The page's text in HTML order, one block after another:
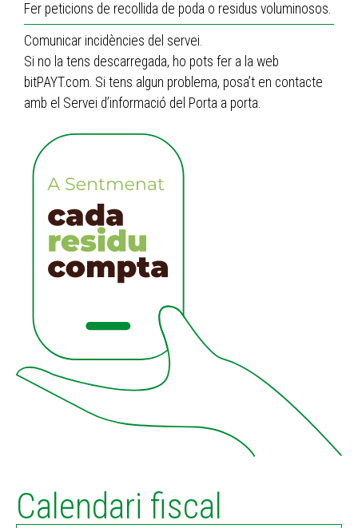
Fer peticions de recollida de poda o residus voluminosos.
Comunicar incidències del servei.
Si no la tens descarregada, ho pots fer a la web
bitPAYT.com. Si tens algun problema, posa’t en contacte
amb el Servei d’informació del Porta a porta.
Calendari fiscal